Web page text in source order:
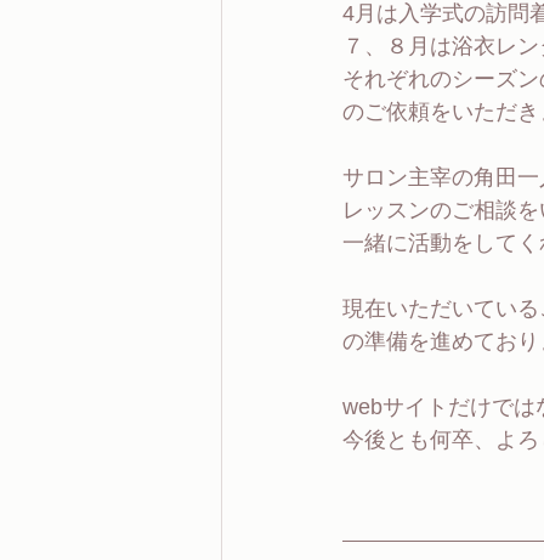
4月は入学式の訪問
７、８月は浴衣レ
それぞれのシーズ
のご依頼をいただ
サロン主宰の角田
レッスンのご相談
一緒に活動をして
現在いただいてい
の準備を進めてお
webサイトだけでは
今後とも何卒、よ